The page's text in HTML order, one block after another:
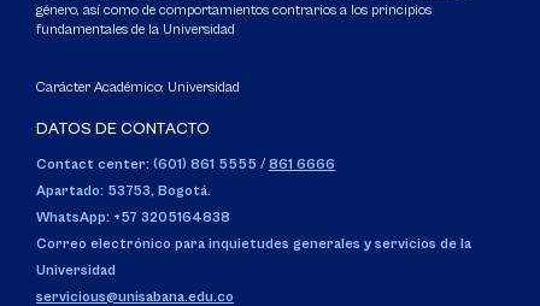
género, así como de comportamientos contrarios a los principios
fundamentales de la Universidad
Carácter Académico: Universidad
DATOS DE CONTACTO
Contact center: (601) 861 5555 / 861 6666
Apartado: 53753, Bogotá.
WhatsApp: +57 3205164838
Correo electrónico para inquietudes generales y servicios de la
Universidad
servicious@unisabana.edu.co